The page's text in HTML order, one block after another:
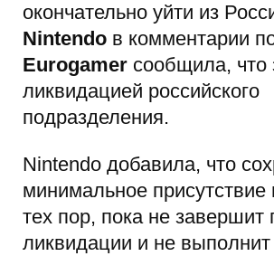
окончательно уйти из
Nintendo в комментарии
Eurogamer сообщила, что
ликвидацией российского
подразделения.
Nintendo добавила, что
минимальное присутствие
тех пор, пока не завершит
ликвидации и не выполнит